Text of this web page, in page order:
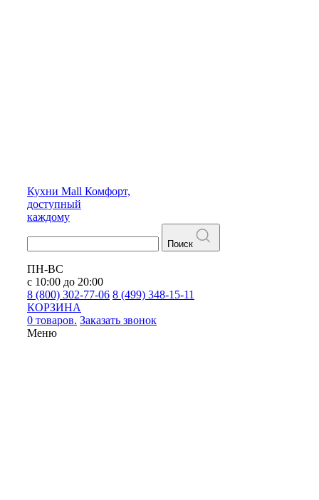
Кухни Mall Комфорт,
доступный
каждому
Поиск
ПН-ВС
с 10:00 до 20:00
8 (800) 302-77-06 8 (499) 348-15-11
КОРЗИНА
0 товаров. Заказать звонок
Меню